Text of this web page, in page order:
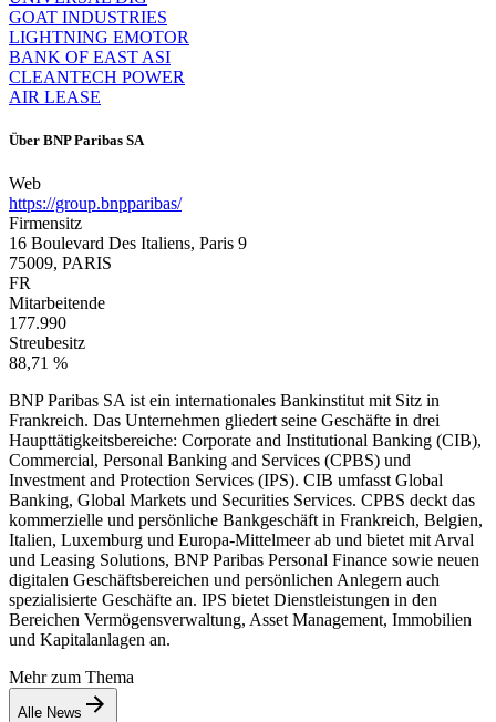
GOAT INDUSTRIES
LIGHTNING EMOTOR
BANK OF EAST ASI
CLEANTECH POWER
AIR LEASE
Über BNP Paribas SA
Web
https://group.bnpparibas/
Firmensitz
16 Boulevard Des Italiens, Paris 9
75009, PARIS
FR
Mitarbeitende
177.990
Streubesitz
88,71 %
BNP Paribas SA ist ein internationales Bankinstitut mit Sitz in
Frankreich. Das Unternehmen gliedert seine Geschäfte in drei
Haupttätigkeitsbereiche: Corporate and Institutional Banking (CIB),
Commercial, Personal Banking and Services (CPBS) und
Investment and Protection Services (IPS). CIB umfasst Global
Banking, Global Markets und Securities Services. CPBS deckt das
kommerzielle und persönliche Bankgeschäft in Frankreich, Belgien,
Italien, Luxemburg und Europa-Mittelmeer ab und bietet mit Arval
und Leasing Solutions, BNP Paribas Personal Finance sowie neuen
digitalen Geschäftsbereichen und persönlichen Anlegern auch
spezialisierte Geschäfte an. IPS bietet Dienstleistungen in den
Bereichen Vermögensverwaltung, Asset Management, Immobilien
und Kapitalanlagen an.
Mehr zum Thema
Alle News